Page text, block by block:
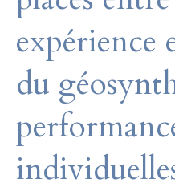
expérience
du